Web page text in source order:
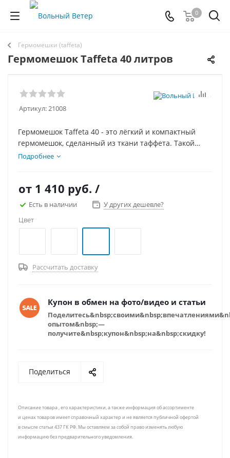
0
Гермомешки (taffeta)
Гермомешок Taffeta 40 литров
Артикул:21008
Гермомешок Taffeta 40 - это лёгкий и компактный
гермомешок, сделанный из ткани таффета. Такой
сверхлёгкий гермомешок особенно актуален для
Подробнее
от 1 410 руб. /
Есть в наличии
У других дешевле?
Цвет
Рассчитать доставку
Купон в обмен на фото/видео и статьи
опытом&nbsp;—
получите&nbsp;купон&nbsp;на&nbsp;скидку!
Поделиться
Описание товара , его характеристики, а также информация об ассортименте
и ценах товаров имеет справочный характер и не является публичной офертой
в смысле статьи 437 ГК РФ. Мы оставляем за собой право изменять любую
информацию без предварительного уведомления.